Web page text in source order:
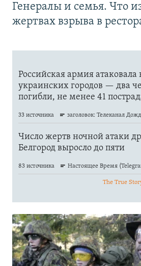
Генералы и семья. Что
жертвах взрыва в